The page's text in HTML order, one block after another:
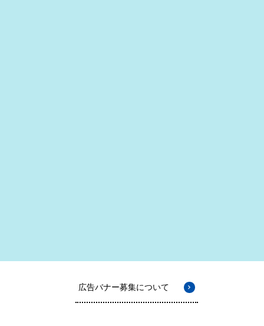
広告バナー募集について